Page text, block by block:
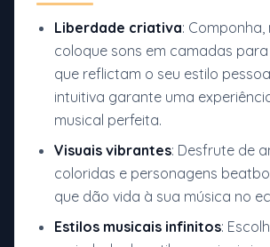
Liberdade criativa: Componha,
coloque sons em camadas
que reflictam o seu estilo
intuitiva garante uma
musical perfeita.
Visuais vibrantes: Desfrute de
coloridas e personagens
que dão vida à sua música no
Estilos musicais infinitos: